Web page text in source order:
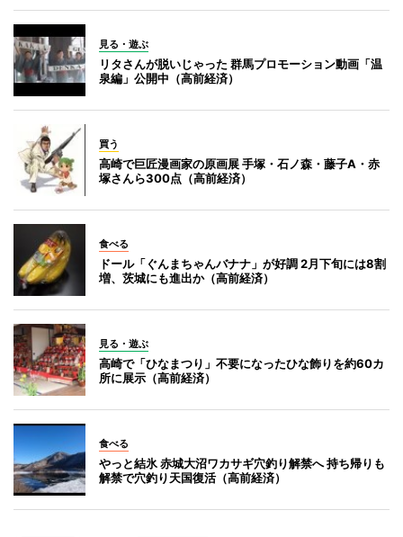
見る・遊ぶ
リタさんが脱いじゃった 群馬プロモーション動画「温
泉編」公開中（高前経済）
買う
高崎で巨匠漫画家の原画展 手塚・石ノ森・藤子A・赤
塚さんら300点（高前経済）
食べる
ドール「ぐんまちゃんバナナ」が好調 2月下旬には8割
増、茨城にも進出か（高前経済）
見る・遊ぶ
高崎で「ひなまつり」不要になったひな飾りを約60カ
所に展示（高前経済）
食べる
やっと結氷 赤城大沼ワカサギ穴釣り解禁へ 持ち帰りも
解禁で穴釣り天国復活（高前経済）